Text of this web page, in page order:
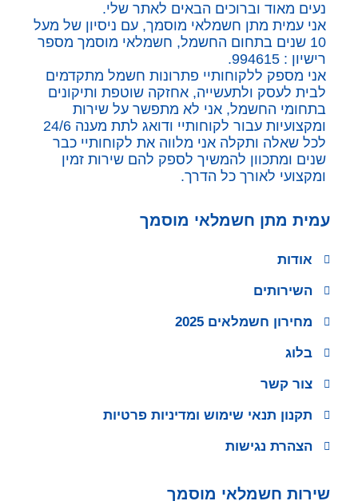
נעים מאוד וברוכים הבאים לאתר שלי.
אני עמית מתן חשמלאי מוסמך, עם ניסיון של מעל
10 שנים בתחום החשמל, חשמלאי מוסמך מספר
רישיון : 994615.
אני מספק ללקוחותיי פתרונות חשמל מתקדמים
לבית לעסק ולתעשייה, אחזקה שוטפת ותיקונים
בתחומי החשמל, אני לא מתפשר על שירות
ומקצועיות עבור לקוחותיי ודואג לתת מענה 24/6
לכל שאלה ותקלה אני מלווה את לקוחותיי כבר
שנים ומתכוון להמשיך לספק להם שירות זמין
ומקצועי לאורך כל הדרך.
עמית מתן חשמלאי מוסמך
אודות
השירותים
מחירון חשמלאים 2025
בלוג
צור קשר
תקנון תנאי שימוש ומדיניות פרטיות
הצהרת נגישות
שירות חשמלאי מוסמך